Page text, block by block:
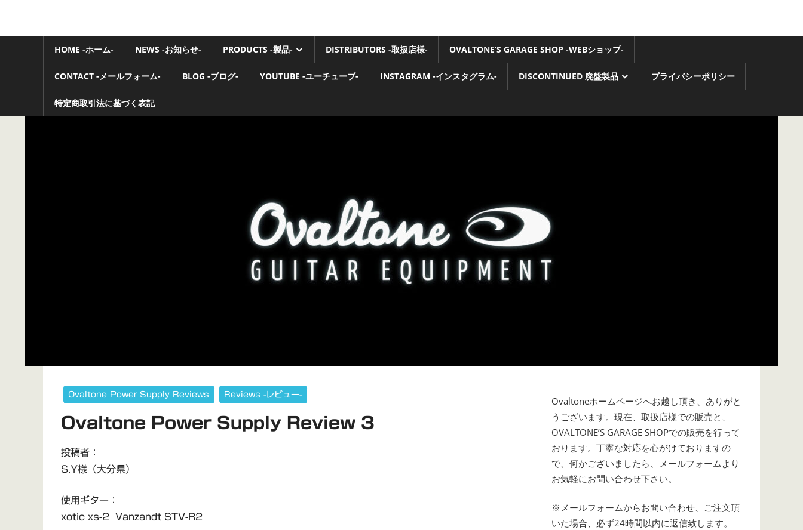
テ
キ
Ovaltone
handmade
effect
HOME -ホーム- NEWS -お知らせ- PRODUCTS -製品- DISTRIBUTORS -取扱店様- OVALTONE’S GARAGE SHOP -WEBショップ-
CONTACT -メールフォーム- BLOG -ブログ- YOUTUBE -ユーチューブ- INSTAGRAM -インスタグラム- DISCONTINUED 廃盤製品 プライバシーポリシー
特定商取引法に基づく表記
Ovaltone Power Supply Reviews Reviews -レビュー-
Ovaltone Power Supply Review 3
投稿者：
S.Y様（大分県）
使用ギター：
xotic xs-2 Vanzandt STV-R2
Ovaltoneホームページへお越し頂き、ありがと
うございます。現在、取扱店様での販売と、
OVALTONE’S GARAGE SHOPでの販売を行って
おります。丁寧な対応を心がけておりますの
で、何かございましたら、メールフォームより
お気軽にお問い合わせ下さい。
※メールフォームからお問い合わせ、ご注文頂
いた場合、必ず24時間以内に返信致します。